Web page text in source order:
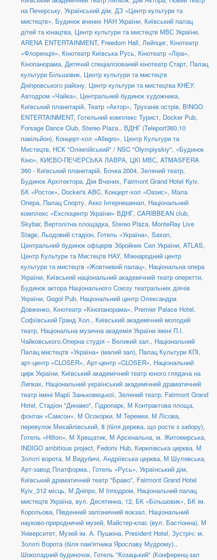
на Печерську, Український дім, ДЗ «Центр культури та
мистецтв», Будинок вчених НАН України, Київський палац
дітей та юнацтва, Центр культури та мистецтв МВС України,
ARENA ENTERTAINMENT, Freedom Hall, Лейпциг, Кінотеатр
«Флоренція», Кінотеатр Київська Русь, Кінотеатр «Ліра»,
Кінопанорама, Дитячий спеціалізований кінотеатр Старт, Палац
культури Більшовик, Центр культури та мистецтв
Дніпровського району, Центр культури та мистецтва КНЕУ,
Автодром «Чайка», Центральний будинок художника,
Київський планетарій, Театр «Актор», Труханів острів, BINGO
ENTERTAINMENT, Готельний комплекс Турист, Docker Pub,
Forsage Dance Club, Stereo Plaza., ВДНГ (Teleport360,10
павільйон), Концерт-хол «Allegro», Центр Культури та
Мистецтв, НСК "Олімпійський" / NSC "Olympiyskiy", «Будинок
Кіно», КИЄВО-ПЕЧЕРСЬКА ЛАВРА, ЦКІ МВС, ATMASFERA
360 - Київський планетарій, Бочка 2004, Зелений театр,
Будинок Архітектора, Дім Вчених, Fairmont Grand Hotel Kyiv,
БК «Росток», Docker's ABC, Концерт-хол «Оазис», Мала
Опера, Палац Спорту, Акко Інтернешенал, Національний
комплекс «Експоцентр України» ВДНГ, CARIBBEAN club,
Skybar, Вертолітна площадка, Stereo Plaza, MonteRay Live
Stage, Льодовий стадіон, Готель «Україна», Saxon,
Центральний будинок офіцерів Збройних Сил України, ATLAS,
Центр Культури та Мистецтв НАУ, Міжнародний центр
культури та мистецтв «Жовтневий палац», Національна опера
України, Київський національний академічний театр оперетти,
Будинок актора Національного Союзу театральних діячів
України, Gogol Pub, Національний центр Олександра
Довженко, Кінотеатр «Кінопанорама», Premier Palace Hotel.
Софіївський Гранд Хол., Київський академічний молодий
театр, Національна музична академія України імені П.І.
Чайковського.Оперна студія – Великий зал., Національний
Палац мистецтв «Україна» (малий зал), Палац Культури КПІ,
арт-центр «CLOSER», Арт-центр «CLOSER», Національний
цирк України, Київський академічний театр юного глядача на
Липках, Національний український академічний драматичний
театр імені Марії Заньковецької, Зелений театр, Fairmont Grand
Hotel, Стадіон "Динамо", Гідропарк, М Контрактова площа,
фонтан «Самсон», М Осокорки, М Теремки, М Лісова,
перевулок Михайлівський, 8 (біля дерева, що росте з забору),
Готель «Hilton», М Хрещатик, М Арсенальна, м. Житомирська,
INDIGO ambitious project, Fedoriv Hub, Кирилівська церква, М
Золоті ворота, М Видубичі, Андріївська церква, М Шулявська,
Арт-завод Платформа., Готель «Русь», Український дім,
Київський драматичний театр "Браво", Fairmont Grand Hotel
Kyiv_312 місць, М Дніпро, М Іпподром, Національний палац
мистецтв Україна, вул. Десятинна, 12, БК «Більшовик», БК ім.
Корольова, Південний залізничний вокзал, Національний
науково-природничий музей, Майстер-клас (вул. Бастіонна), М
Університет, Музей ім. А. Пушкіна, President Hotel, Зустріч: м.
Золоті Ворота (біля пам'ятника Ярославу Мудрому).,
Шоколадний будиночок, Готель "Козацький" (Конференц-зал